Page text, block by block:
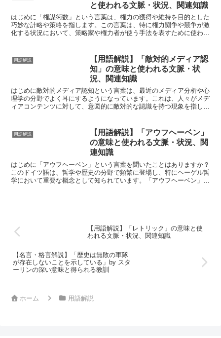
と使われる文脈・状況、関連知識
はじめに「権謀術数」という言葉は、権力の獲得や維持を目的とした
巧妙な計略や策略を指します。この言葉は、特に権力闘争や競争が激
化する状況において、策略家や権力者が使う手法を表すために使われ
用語解説
【用語解説】「敵対的メディア認
知」の意味と使われる文脈・状
況、関連知識
はじめに敵対的メディア認知という言葉は、最近のメディア分析や心
理学の分野でよく耳にするようになっています。これは、人々がメデ
ィアコンテンツに対して、意図的に敵対的な認識を持つ現象を指しま
用語解説
【用語解説】「アウフヘーベン」
の意味と使われる文脈・状況、関
連知識
はじめに「アウフヘーベン」という言葉を聞いたことはありますか？
このドイツ語は、哲学や歴史の分野で頻繁に登場し、特にヘーゲル哲
学において重要な概念として知られています。「アウフヘーベン」
【用語解説】「レトリック」の意味と使
われる文脈・状況、関連知識
【名言・格言解説】「歴史は無敗の軍隊
が存在しないことを示している」by スタ
ーリンの深い意味と得られる教訓
ホーム 用語解説